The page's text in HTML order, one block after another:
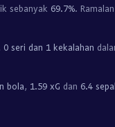
sebanyak 69.7%.
0 seri dan 1 kekalahan
bola, 1.59 xG dan 6.4